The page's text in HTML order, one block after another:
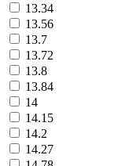
13.34
13.56
13.7
13.72
13.8
13.84
14
14.15
14.2
14.27